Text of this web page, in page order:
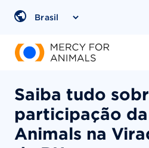
para
Region
Saiba tudo
participação
Animals na